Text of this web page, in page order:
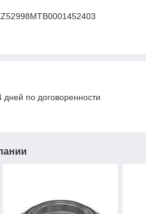
дней по договоренности